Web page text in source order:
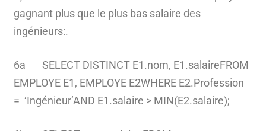
gagnant plus que le plus bas salaire des
ingénieurs:.
6a SELECT DISTINCT E1.nom, E1.salaireFROM
EMPLOYE E1, EMPLOYE E2WHERE E2.Profession
= ‘Ingénieur’AND E1.salaire > MIN(E2.salaire);